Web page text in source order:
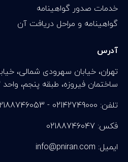
خدمات صدور گواهینامه
گواهینامه و مراحل دریافت آن
آدرس
ساختمان فیروزه، طبقه پنجم، واحد 3 کد پستی: 1553813346
تلفن: 02142749000 - 02188746053
فکس: 02188746047
info@pniran.com :ایمیل